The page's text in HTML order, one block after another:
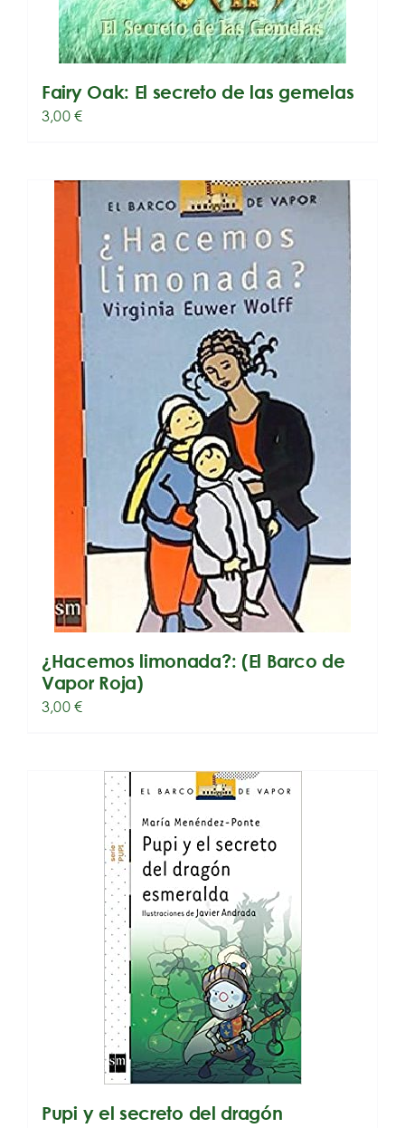
Fairy Oak: El secreto de las gemelas
3,00€
¿Hacemos limonada?: (El Barco de
Vapor Roja)
3,00€
Pupi y el secreto del dragón